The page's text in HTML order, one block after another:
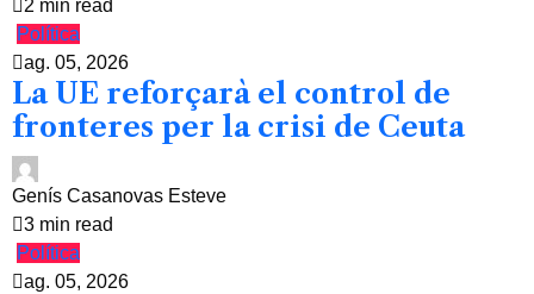
2 min read
Política
ag. 05, 2026
La UE reforçarà el control de
fronteres per la crisi de Ceuta
Genís Casanovas Esteve
3 min read
Política
ag. 05, 2026